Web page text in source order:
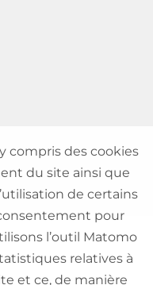
compris des cookies
du site ainsi que
de certains
pour
l’outil Matomo
relatives à
et ce, de manière